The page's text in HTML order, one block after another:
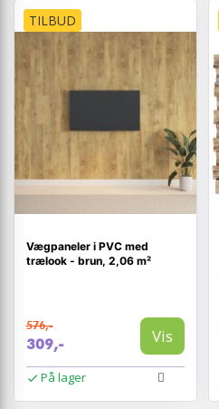
TILBUD
Vægpaneler i PVC med
trælook - brun, 2,06 m²
576,-
309,- Vis
På lager